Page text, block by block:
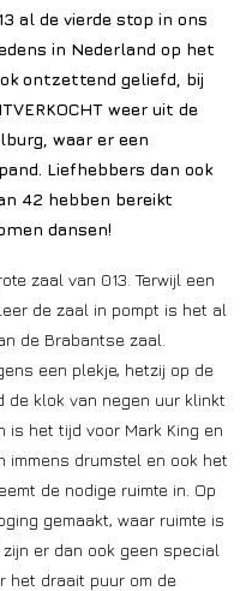
al de vierde stop in ons
in Nederland op het
ontzettend geliefd, bij
weer uit de
waar er een
Liefhebbers dan ook
42 hebben bereikt
dansen!
zaal van 013. Terwijl een
de zaal in pompt is het al
de Brabantse zaal.
een plekje, hetzij op de
de klok van negen uur klinkt
is het tijd voor Mark King en
immens drumstel en ook het
de nodige ruimte in. Op
gemaakt, waar ruimte is
er dan ook geen special
het draait puur om de